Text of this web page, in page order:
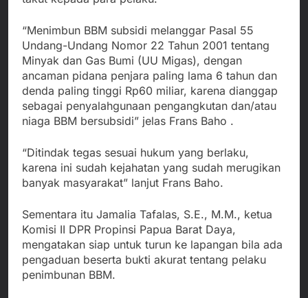
“Menimbun BBM subsidi melanggar Pasal 55
Undang-Undang Nomor 22 Tahun 2001 tentang
Minyak dan Gas Bumi (UU Migas), dengan
ancaman pidana penjara paling lama 6 tahun dan
denda paling tinggi Rp60 miliar, karena dianggap
sebagai penyalahgunaan pengangkutan dan/atau
niaga BBM bersubsidi” jelas Frans Baho .
“Ditindak tegas sesuai hukum yang berlaku,
karena ini sudah kejahatan yang sudah merugikan
banyak masyarakat” lanjut Frans Baho.
Sementara itu Jamalia Tafalas, S.E., M.M., ketua
Komisi II DPR Propinsi Papua Barat Daya,
mengatakan siap untuk turun ke lapangan bila ada
pengaduan beserta bukti akurat tentang pelaku
penimbunan BBM.